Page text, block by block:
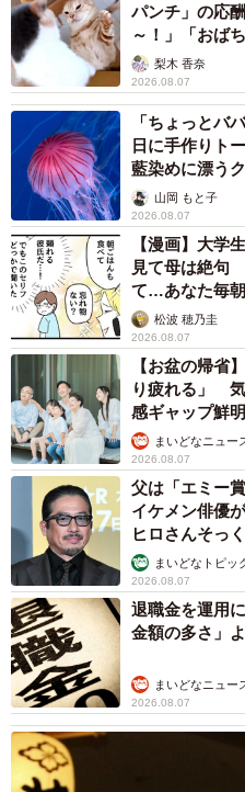
パンチ」の応
～！」「おば
梨木 香奈
2026.08.07
「ちょっとバ
日に手作り
藍染めに漂う
ごい」山岡 もと子
2026.08.07
【漫画】大学
見て母は絶句
て…あなた毎
松波 穂乃圭
2026.08.07
【お盆の帰省
り疲れる」
感ギャップ鮮
まいどなニュー
2026.08.07
父は「エミー
イケメン俳優
ヒロさんそっ
まいどなトピッ
2026.08.07
退職金を運用
金額の多さ」
まいどなニュー
2026.08.07